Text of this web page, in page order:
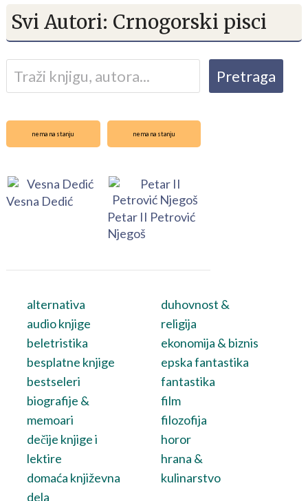
Svi Autori: Crnogorski pisci
nema na stanju
Vesna Dedić
nema na stanju
Petar II Petrović
Njegoš
alternativa
audio knjige
beletristika
besplatne knjige
bestseleri
biografije &
memoari
dečije knjige i
lektire
domaća književna
dela
duhovnost &
religija
ekonomija & biznis
epska fantastika
fantastika
film
filozofija
horor
hrana &
kulinarstvo